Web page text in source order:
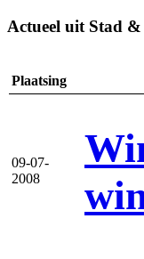
Actueel uit Stad
Plaatsing
09-07-
2008